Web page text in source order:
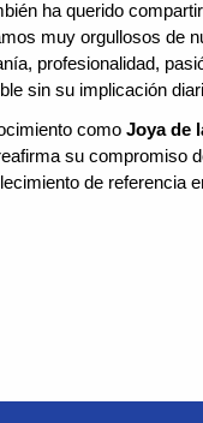
ha querido
muy orgullosos de
profesionalidad,
sin su implicación
como Joya de
su compromiso
de referencia